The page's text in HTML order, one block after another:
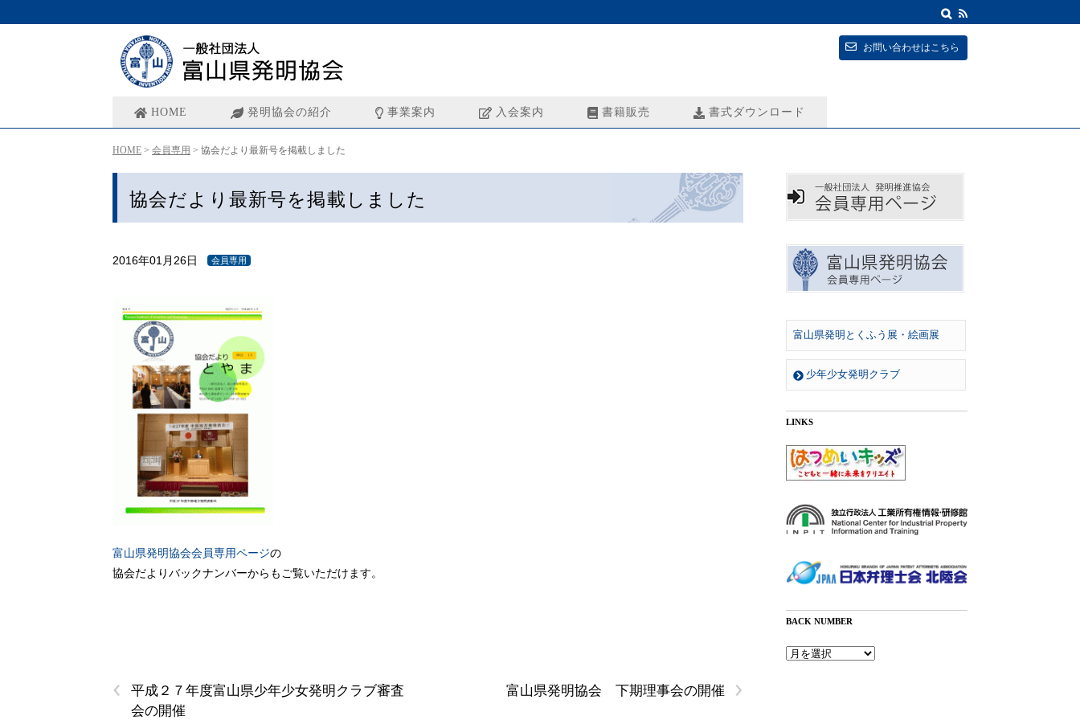
HOME 発明協会の紹介 事業案内 入会案内 書籍販売 書式ダウンロード
お問い合わせはこちら
HOME > 会員専用 > 協会だより最新号を掲載しました
協会だより最新号を掲載しました
2016年01月26日 会員専用
富山県発明協会会員専用ページの
協会だよりバックナンバーからもご覧いただけます。
‹
平成２７年度富山県少年少女発明クラブ審査
会の開催
›
富山県発明協会 下期理事会の開催
富山県発明とくふう展・絵画展
少年少女発明クラブ
LINKS
BACK NUMBER
Back